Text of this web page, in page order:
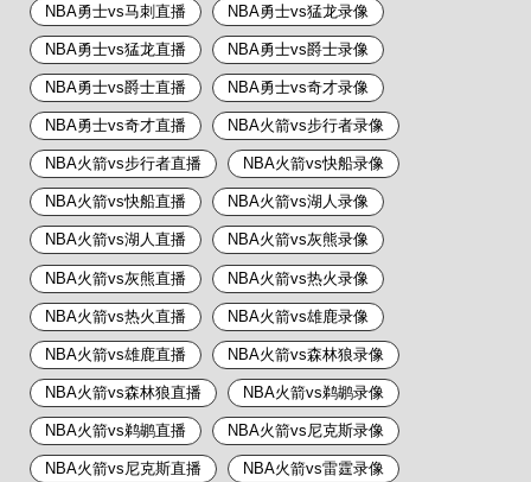
NBA勇士vs马刺直播 NBA勇士vs猛龙录像
NBA勇士vs猛龙直播 NBA勇士vs爵士录像
NBA勇士vs爵士直播 NBA勇士vs奇才录像
NBA勇士vs奇才直播 NBA火箭vs步行者录像
NBA火箭vs步行者直播 NBA火箭vs快船录像
NBA火箭vs快船直播 NBA火箭vs湖人录像
NBA火箭vs湖人直播 NBA火箭vs灰熊录像
NBA火箭vs灰熊直播 NBA火箭vs热火录像
NBA火箭vs热火直播 NBA火箭vs雄鹿录像
NBA火箭vs雄鹿直播 NBA火箭vs森林狼录像
NBA火箭vs森林狼直播 NBA火箭vs鹈鹕录像
NBA火箭vs鹈鹕直播 NBA火箭vs尼克斯录像
NBA火箭vs尼克斯直播 NBA火箭vs雷霆录像